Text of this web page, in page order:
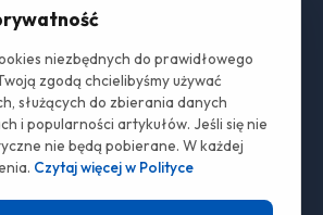
niezbędnych do prawidłowego
zgodą chcielibyśmy używać
służących do zbierania danych
i popularności artykułów. Jeśli się nie
nie będą pobierane. W każdej
Czytaj więcej w Polityce